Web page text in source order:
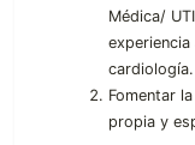
Médica/
cardiología.
Fomentar
propia y